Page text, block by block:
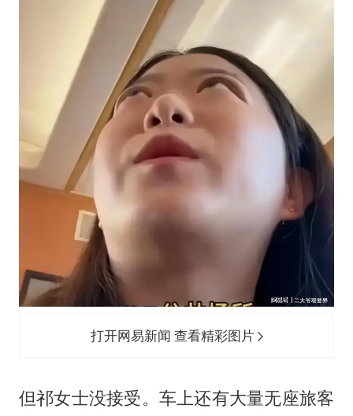
打开网易新闻 查看精彩图片
但祁女士没接受。车上还有大量无座旅客